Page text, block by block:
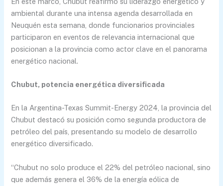
ambiental durante una intensa agenda desarrollada en
Neuquén esta semana, donde funcionarios provinciales
participaron en eventos de relevancia internacional que
posicionan a la provincia como actor clave en el panorama
energético nacional.
Chubut, potencia energética diversificada
En la Argentina-Texas Summit-Energy 2024, la provincia del
Chubut destacó su posición como segunda productora de
petróleo del país, presentando su modelo de desarrollo
energético diversificado.
“Chubut no solo produce el 22% del petróleo nacional, sino
que además genera el 36% de la energía eólica de